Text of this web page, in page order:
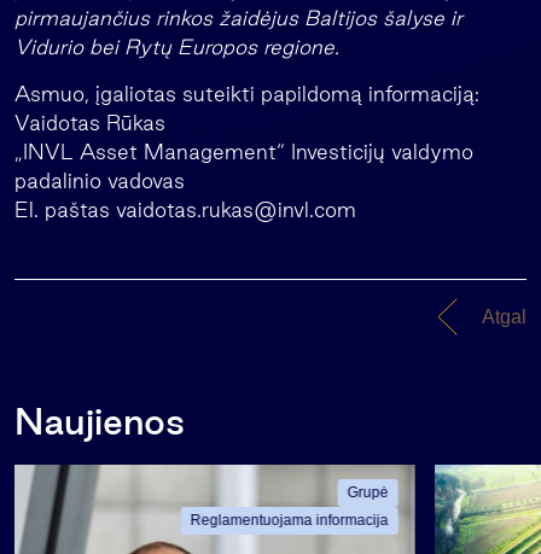
pirmaujančius rinkos žaidėjus Baltijos šalyse ir
Vidurio bei Rytų Europos regione.
Asmuo, įgaliotas suteikti papildomą informaciją:
Vaidotas Rūkas
„INVL Asset Management“ Investicijų valdymo
padalinio vadovas
El. paštas vaidotas.rukas@invl.com
Atgal
Naujienos
Grupė
Reglamentuojama informacija